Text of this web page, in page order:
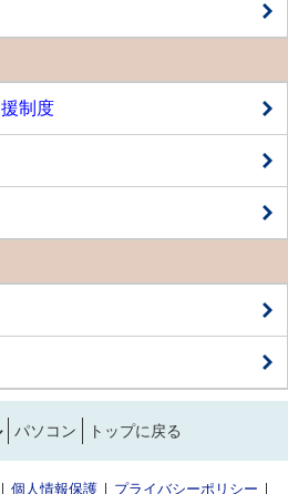
制度
パソコン トップに戻る
個人情報保護 プライバシーポリシー